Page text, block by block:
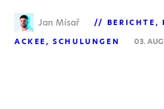
Jan Mísař BERICHTE
ACKEE
SCHULUNGEN 03.